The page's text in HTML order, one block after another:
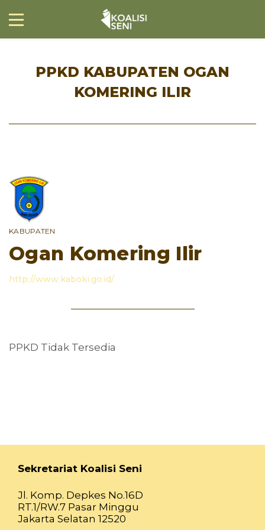
PPKD KABUPATEN OGAN
KOMERING ILIR
KABUPATEN
Ogan Komering Ilir
http://www.kaboki.go.id/
PPKD Tidak Tersedia
Sekretariat Koalisi Seni
Jl. Komp. Depkes No.16D
RT.1/RW.7 Pasar Minggu
Jakarta Selatan 12520